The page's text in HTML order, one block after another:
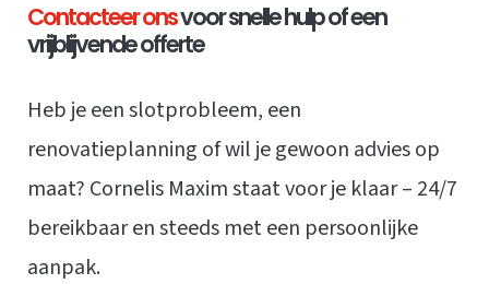
Contacteer onsvoor snelle hulp of een
vrijblijvende offerte
Heb je een slotprobleem, een
renovatieplanning of wil je gewoon advies op
maat? Cornelis Maxim staat voor je klaar – 24/7
bereikbaar en steeds met een persoonlijke
aanpak.